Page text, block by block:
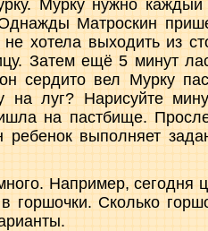
Мурку нужно каждый
Матроскин
хотела выходить из
Затем ещё 5 минут
сердито вел Мурку
на луг? Нарисуйте
на пастбище.
выполняет
Например, сегодня
горшочки. Сколько